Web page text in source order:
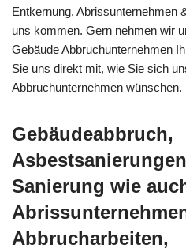
Entkernung, Abrissunternehmen
uns kommen. Gern nehmen wir
Gebäude Abbruchunternehmen
Sie uns direkt mit, wie Sie sich
Abbruchunternehmen wünschen.
Gebäudeabbruch,
Sanierung wie
Abbrucharbeiten,